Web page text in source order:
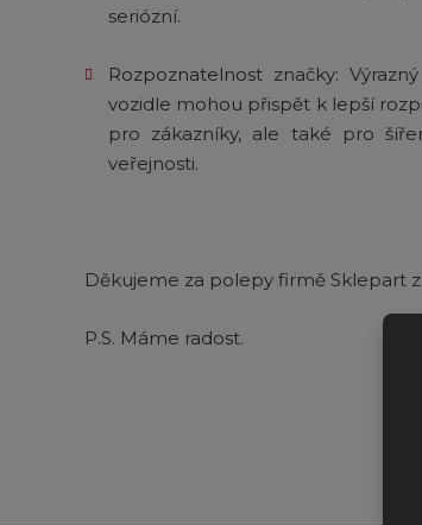
seriózní.
Rozpoznatelnost značky:
vozidle mohou přispět k lepší
pro zákazníky, ale také pro
veřejnosti.
Děkujeme za polepy firmě Sklepart
P.S. Máme radost.